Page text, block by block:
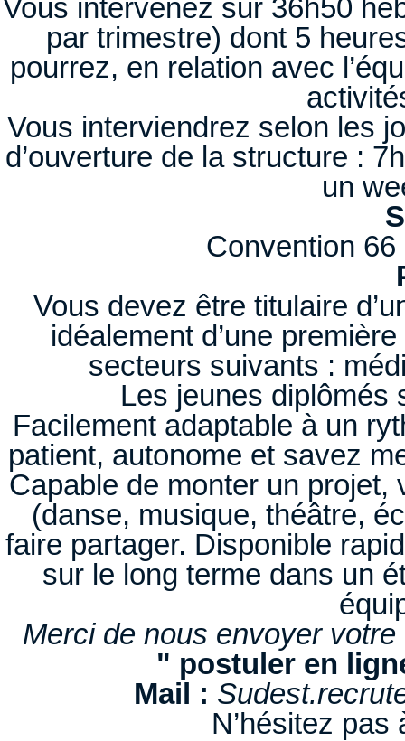
Vous intervenez sur 36h50
par trimestre) dont 5
pourrez, en relation avec
Vous interviendrez selon les
d’ouverture de la structure :
un
Convention
Vous devez être titulaire
idéalement d’une
secteurs suivants :
Les jeunes diplômés
Facilement adaptable à un
patient, autonome et savez
Capable de monter un
(danse, musique, théâtre,
faire partager. Disponible
sur le long terme dans un
Merci de nous envoyer
" postuler en
Mail :
N’hésitez